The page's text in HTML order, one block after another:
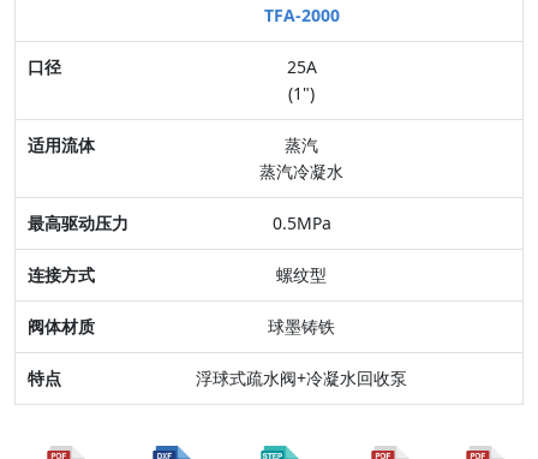
口径
适用流体
最高驱动压力
阀体材质
特点
TFA-2000
25A
(1")
蒸汽
蒸汽冷凝水
0.5MPa
螺纹型
球墨铸铁
浮球式疏水阀+冷凝水回收泵